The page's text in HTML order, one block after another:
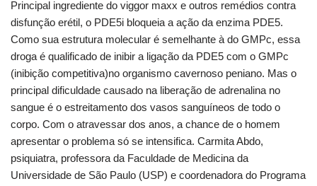
Principal ingrediente do viggor maxx e outros remédios contra
disfunção erétil, o PDE5i bloqueia a ação da enzima PDE5.
Como sua estrutura molecular é semelhante à do GMPc, essa
droga é qualificado de inibir a ligação da PDE5 com o GMPc
(inibição competitiva)no organismo cavernoso peniano. Mas o
principal dificuldade causado na liberação de adrenalina no
sangue é o estreitamento dos vasos sanguíneos de todo o
corpo. Com o atravessar dos anos, a chance de o homem
apresentar o problema só se intensifica. Carmita Abdo,
psiquiatra, professora da Faculdade de Medicina da
Universidade de São Paulo (USP) e coordenadora do Programa